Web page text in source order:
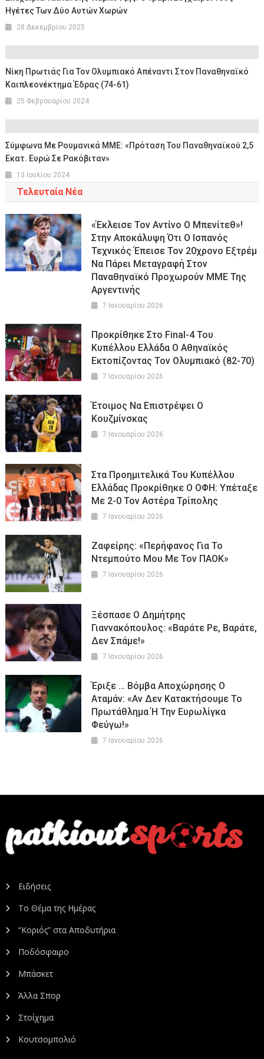
Ηγέτες Των Δύο Αυτών Χωρών
28 Δεκεμβρίου 2025
Νίκη Πρωτιάς Για Τον Ολυμπιακό Απέναντι Στον Παναθηναϊκό
Καιπλεονέκτημα Έδρας (74-61)
25 Φεβρουαρίου 2024
Σύμφωνα Με Ρουμανικά ΜΜΕ: «Πρόταση Του Παναθηναϊκού 2,5
Εκατ. Ευρώ Σε Ρακόβιταν»
13 Ιουλίου 2024
Τελευταία Νέα
«Έκλεισε Τον Αντίνο Ο Μπενίτεθ»!
Στην Αποκάλυψη Ότι Ο Ισπανός
Τεχνικός Έπεισε Τον 20χρονο Εξτρέμ
Να Πάρει Μεταγραφή Στον
Παναθηναϊκό Προχωρούν ΜΜΕ Της
Αργεντινής
7 Ιανουαρίου 2026
Προκρίθηκε Στο Final-4 Του
Κυπέλλου Ελλάδα Ο Αθηναϊκός
Εκτοπίζοντας Τον Ολυμπιακό (82-70)
7 Ιανουαρίου 2026
Έτοιμος Να Επιστρέψει Ο
Κουζμίνσκας
7 Ιανουαρίου 2026
Στα Προημιτελικά Του Κυπέλλου
Ελλάδας Προκρίθηκε Ο ΟΦΗ: Υπέταξε
Με 2-0 Τον Αστέρα Τρίπολης
7 Ιανουαρίου 2026
Ζαφείρης: «Περήφανος Για Το
Ντεμπούτο Μου Με Τον ΠΑΟΚ»
7 Ιανουαρίου 2026
Ξέσπασε Ο Δημήτρης
Γιαννακόπουλος: «Βαράτε Ρε, Βαράτε,
Δεν Σπάμε!»
7 Ιανουαρίου 2026
Έριξε … Βόμβα Αποχώρησης Ο
Αταμάν: «Αν Δεν Κατακτήσουμε Το
Πρωτάθλημα Ή Την Ευρωλίγκα
Φεύγω!»
7 Ιανουαρίου 2026
Ειδήσεις
Το Θέμα της Ημέρας
“Κοριός” στα Αποδυτήρια
Ποδόσφαιρο
Μπάσκετ
Άλλα Σπορ
Στοίχημα
Κουτσομπολιό